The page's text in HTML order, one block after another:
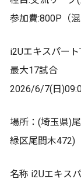
参加費:800P（混
i2Uエキスパート
最大17試合
2026/6/7(日
場所：(埼玉県)
緑区尾間木472)
名称 i2Uエキス